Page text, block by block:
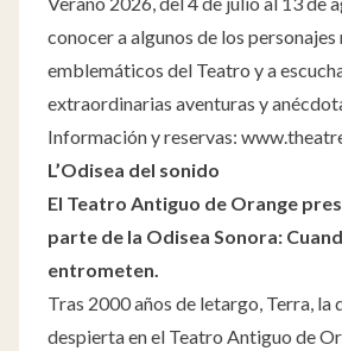
conocer a algunos de los personajes
emblemáticos del Teatro y a
extraordinarias aventuras y
Información y reservas:
L’Odisea del sonido
El Teatro Antiguo de Orange
parte de la Odisea Sonora:
entrometen.
Tras 2000 años de letargo, Terra, la
despierta en el Teatro Antiguo de